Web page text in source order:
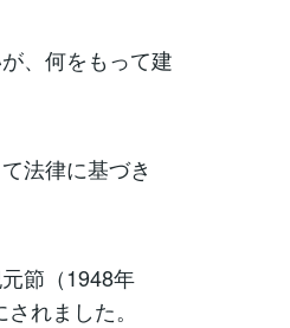
、何をもって建
法律に基づき
節（1948年
れました。